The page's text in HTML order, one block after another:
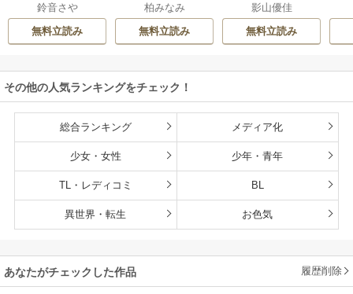
た
鈴音さや
無料立読み
私を捨てる
柏みなみ
無料立読み
影山優佳
無料立読み
その他の人気ランキングをチェック！
総合ランキング メディア化
少女・女性 少年・青年
TL・レディコミ BL
異世界・転生 お色気
あなたがチェックした作品 履歴削除